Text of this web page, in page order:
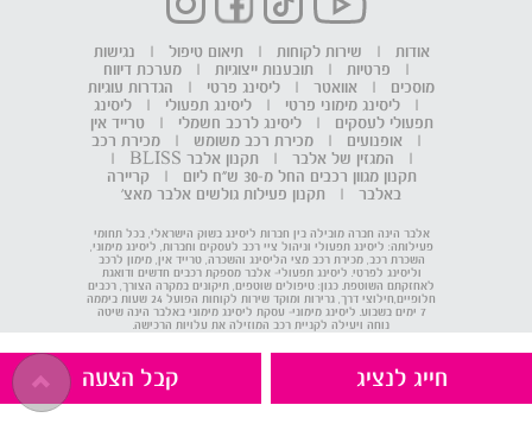
אודות | שירות לקוחות | תיאום טיפול |
נגישות
|
פרטיות | תובענות ייצוגיות |
מערכת דיווח
מוסכים
| אוואטר | ליסינג פרטי |
הגדרות עוגיות
|
ליסינג מימוני פרטי | ליסינג תפעולי |
ליסינג
תפעולי לעסקים
| ליסינג לרכב חשמלי |
טרייד אין
|
אופנועים | מכירת רכב משומש |
מכירת רכב
|
המגזין של אלבר | תקנון אלבר BLISS
|
תקנון מגוון רכבים החל מ-30 ש"ח ליום
|
קריירה
באלבר
| תקנון פעילות גולשים אלבר מאצ'
אלבר הינה חברה מובילה בין חברות ליסינג בשוק הישראלי, בכל תחומי
פעילותה: ליסינג תפעולי וניהול ציי רכב לעסקים וחברות, ליסינג מימוני,
השכרת רכב, מכירת רכב מצי הליסינג והשכרה, טרייד אין, מימון לרכב
וליסינג לפרטי. ליסינג תפעולי- אלבר מספקת רכבים חדשים ודואגת
לאחזקתם השוטפת. כגון: טיפולים שוטפים, תיקונים במקרה הצורך, רכבים
חלופיים,חילוצי דרך, גרירות ומוקד שירות לקוחות הפועל 24 שעות ביממה
7 ימים בשבוע. ליסינג מימוני- עסקת ליסינג מימוני באלבר הינה שיטה
נוחה ויעילה לקניית רכב המוזילה את עלויות הרכישה.
קבל הצעה חייג לנציג